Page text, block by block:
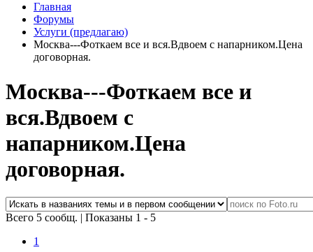
Главная
Форумы
Услуги (предлагаю)
Москва---Фоткаем все и вся.Вдвоем с напарником.Цена
договорная.
Москва---Фоткаем все и
вся.Вдвоем с
напарником.Цена
договорная.
Всего 5 сообщ. | Показаны 1 - 5
1